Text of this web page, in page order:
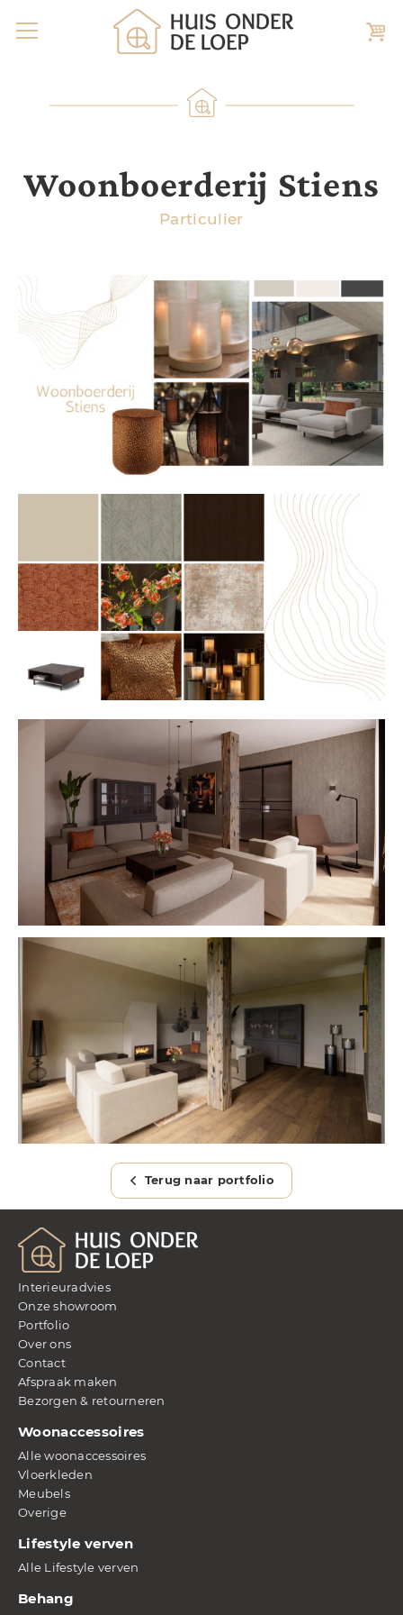
Woonboerderij Stiens
Particulier
Terug naar portfolio
Interieuradvies
Onze showroom
Portfolio
Over ons
Contact
Afspraak maken
Bezorgen & retourneren
Woonaccessoires
Alle woonaccessoires
Vloerkleden
Meubels
Overige
Lifestyle verven
Alle Lifestyle verven
Behang